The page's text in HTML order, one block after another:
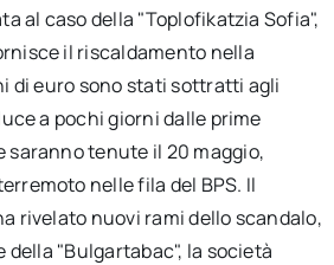
al caso della "Toplofikatzia Sofia",
il riscaldamento nella
di euro sono stati sottratti agli
a pochi giorni dalle prime
saranno tenute il 20 maggio,
nelle fila del BPS. Il
rivelato nuovi rami dello scandalo,
della "Bulgartabac", la società